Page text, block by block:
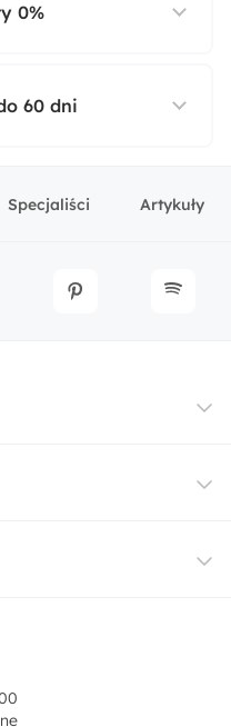
0%
60 dni
Specjaliści Artykuły